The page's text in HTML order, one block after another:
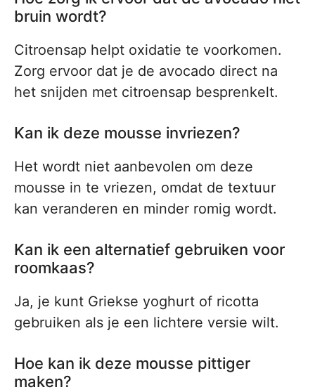
bruin wordt?
Citroensap helpt oxidatie te voorkomen.
Zorg ervoor dat je de avocado direct na
het snijden met citroensap besprenkelt.
Kan ik deze mousse invriezen?
Het wordt niet aanbevolen om deze
mousse in te vriezen, omdat de textuur
kan veranderen en minder romig wordt.
Kan ik een alternatief gebruiken voor
roomkaas?
Ja, je kunt Griekse yoghurt of ricotta
gebruiken als je een lichtere versie wilt.
Hoe kan ik deze mousse pittiger
maken?